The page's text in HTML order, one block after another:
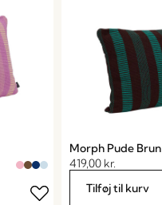
Morph Pude Brun
419,00 kr.
Tilføj til kurv